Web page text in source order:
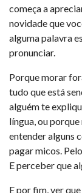
começa a
novidade que
alguma palavra
pronunciar.
Porque morar
tudo que está
alguém te
língua, ou
entender alguns
pagar micos.
E perceber que
E por fim, ver